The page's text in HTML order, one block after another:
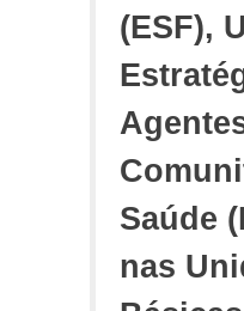
(ESF),
Saúde
nas